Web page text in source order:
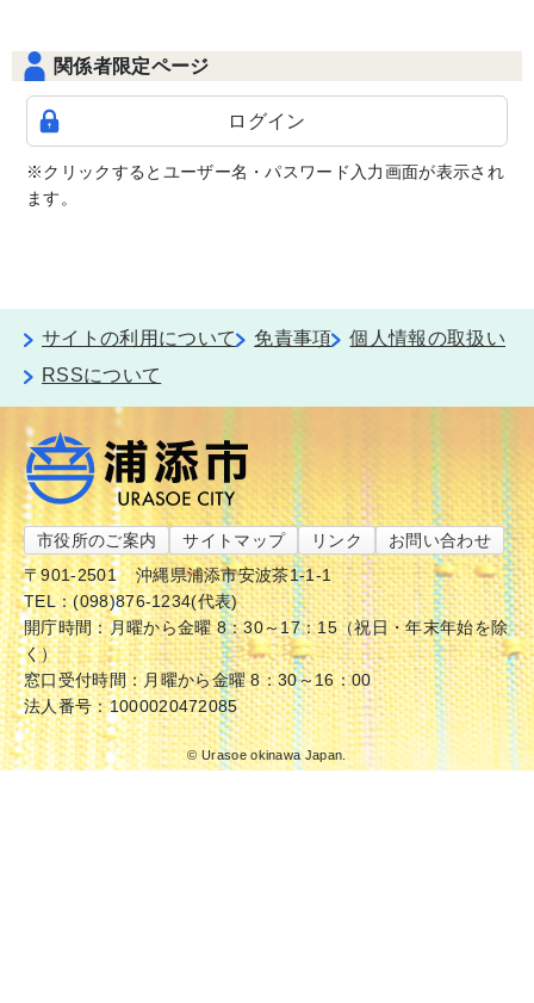
関係者限定ページ
ログイン
※クリックするとユーザー名・パスワード入力画面が表示され
ます。
サイトの利用について 免責事項
個人情報の取扱い
RSSについて
市役所のご案内 サイトマップ リンク
お問い合わせ
〒901-2501
沖縄県浦添市安波茶1-1-1
TEL：(098)876-1234(代表)
開庁時間：月曜から金曜 8：30～17：15（祝日・年末年始を除
く）
窓口受付時間：月曜から金曜 8：30～16：00
法人番号：1000020472085
© Urasoe okinawa Japan.